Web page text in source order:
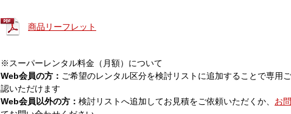
商品リーフレット
※スーパーレンタル料金（月額）について
Web会員の方： ご希望のレンタル区分を検討リストに追加することで専用
認いただけます
Web会員以外の方： 検討リストへ追加してお見積をご依頼いただくか、 お